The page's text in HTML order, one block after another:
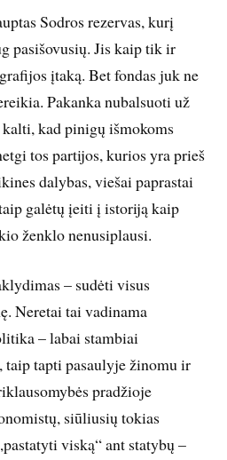
Sodros rezervas, kurį
pasišovusių. Jis kaip tik ir
įtaką. Bet fondas juk ne
Pakanka nubalsuoti už
kad pinigų išmokoms
tos partijos, kurios yra prieš
dalybas, viešai pap­rastai
galėtų įeiti į istoriją kaip
ženklo nenusiplausi.
– sudėti visus
Neretai tai vadinama
– labai stambiai
taip tapti pasaulyje žinomu ir
pradžioje
siūliusių tokias
viską“ ant statybų –